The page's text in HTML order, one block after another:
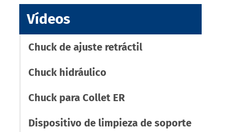
Vídeos
Chuck de ajuste retráctil
Chuck hidráulico
Chuck para Collet ER
Dispositivo de limpieza de soporte